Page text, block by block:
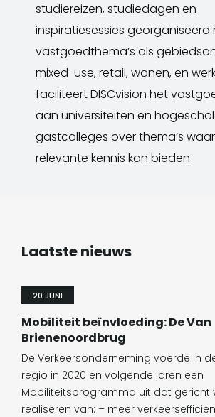
studiereizen, studiedagen en
inspiratiesessies georganiseerd
vastgoedthema’s als
mixed-use, retail, wonen, en
faciliteert DISCvision het
aan universiteiten en
gastcolleges over thema’s waar
relevante kennis kan bieden
Laatste nieuws
20 JUNI
Mobiliteit beïnvloeding: De Van
Brienenoordbrug
De Verkeersonderneming voerde in
regio in 2020 en volgende jaren een
Mobiliteitsprogramma uit dat gericht
realiseren van: – meer